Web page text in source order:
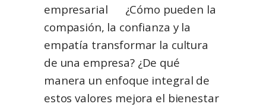
empresarial ¿Cómo pueden la
compasión, la confianza y la
empatía transformar la cultura
de una empresa? ¿De qué
manera un enfoque integral de
estos valores mejora el bienestar